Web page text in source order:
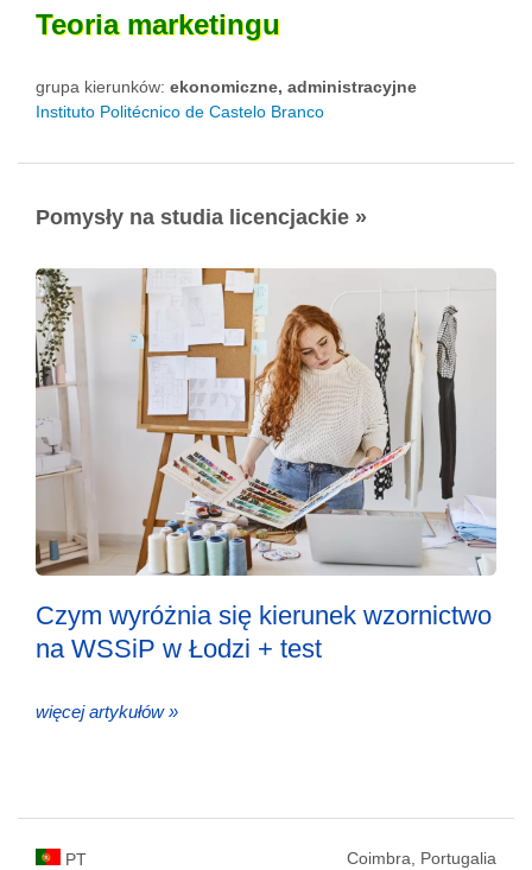
Teoria marketingu
grupa kierunków: ekonomiczne, administracyjne
Instituto Politécnico de Castelo Branco
Pomysły na studia licencjackie »
Czym wyróżnia się kierunek wzornictwo
na WSSiP w Łodzi + test
więcej artykułów »
PT Coimbra, Portugalia